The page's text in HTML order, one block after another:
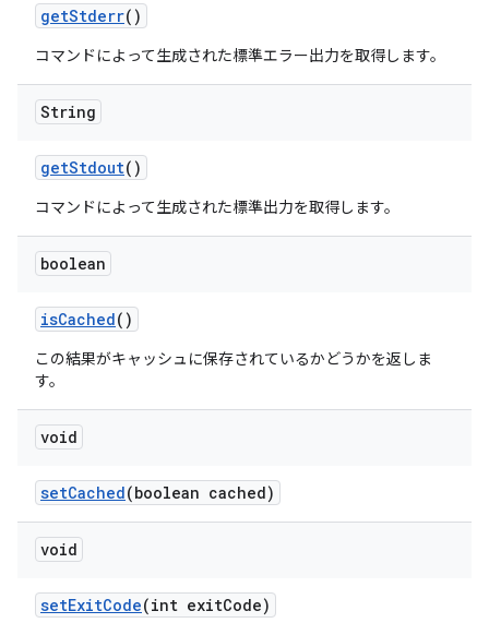
getStderr()
コマンドによって生成された標準エラー出力を取得します。
String
getStdout()
コマンドによって生成された標準出力を取得します。
boolean
isCached()
この結果がキャッシュに保存されているかどうかを返しま
す。
void
setCached(boolean cached)
void
setExitCode(int exitCode)